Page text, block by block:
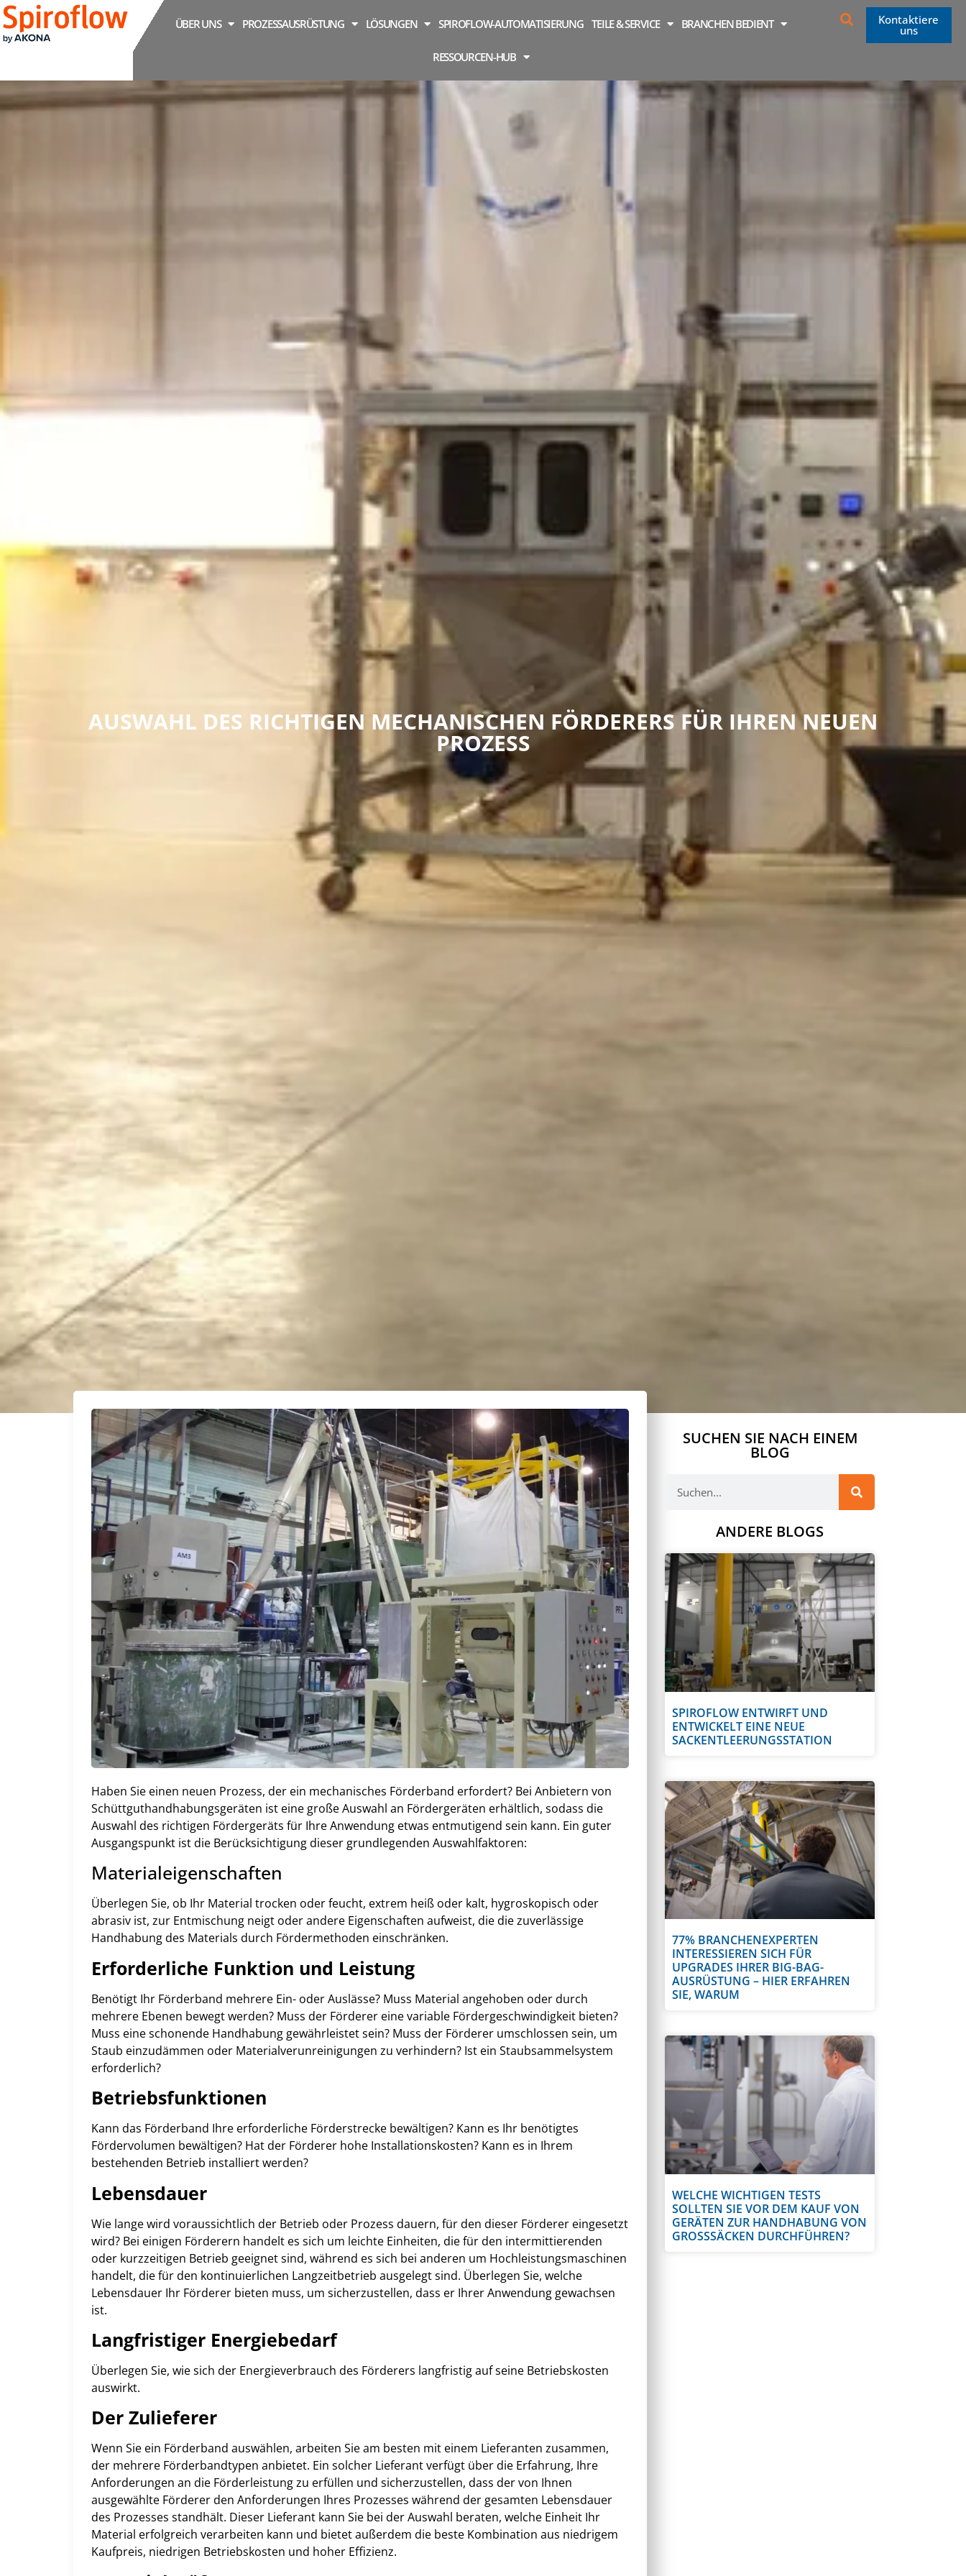
ÜBER UNS PROZESSAUSRÜSTUNG LÖSUNGEN SPIROFLOW-AUTOMATISIERUNG TEILE & SERVICE BRANCHEN BEDIENT
RESSOURCEN-HUB
Kontaktiere
uns
AUSWAHL DES RICHTIGEN MECHANISCHEN FÖRDERERS FÜR IHREN NEUEN
PROZESS
Haben Sie einen neuen Prozess, der ein mechanisches Förderband erfordert? Bei Anbietern von
Schüttguthandhabungsgeräten ist eine große Auswahl an Fördergeräten erhältlich, sodass die
Auswahl des richtigen Fördergeräts für Ihre Anwendung etwas entmutigend sein kann. Ein guter
Ausgangspunkt ist die Berücksichtigung dieser grundlegenden Auswahlfaktoren:
Materialeigenschaften
Überlegen Sie, ob Ihr Material trocken oder feucht, extrem heiß oder kalt, hygroskopisch oder
abrasiv ist, zur Entmischung neigt oder andere Eigenschaften aufweist, die die zuverlässige
Handhabung des Materials durch Fördermethoden einschränken.
Erforderliche Funktion und Leistung
Benötigt Ihr Förderband mehrere Ein- oder Auslässe? Muss Material angehoben oder durch
mehrere Ebenen bewegt werden? Muss der Förderer eine variable Fördergeschwindigkeit bieten?
Muss eine schonende Handhabung gewährleistet sein? Muss der Förderer umschlossen sein, um
Staub einzudämmen oder Materialverunreinigungen zu verhindern? Ist ein Staubsammelsystem
erforderlich?
Betriebsfunktionen
Kann das Förderband Ihre erforderliche Förderstrecke bewältigen? Kann es Ihr benötigtes
Fördervolumen bewältigen? Hat der Förderer hohe Installationskosten? Kann es in Ihrem
bestehenden Betrieb installiert werden?
Lebensdauer
Wie lange wird voraussichtlich der Betrieb oder Prozess dauern, für den dieser Förderer eingesetzt
wird? Bei einigen Förderern handelt es sich um leichte Einheiten, die für den intermittierenden
oder kurzzeitigen Betrieb geeignet sind, während es sich bei anderen um Hochleistungsmaschinen
handelt, die für den kontinuierlichen Langzeitbetrieb ausgelegt sind. Überlegen Sie, welche
Lebensdauer Ihr Förderer bieten muss, um sicherzustellen, dass er Ihrer Anwendung gewachsen
ist.
Langfristiger Energiebedarf
Überlegen Sie, wie sich der Energieverbrauch des Förderers langfristig auf seine Betriebskosten
auswirkt.
Der Zulieferer
Wenn Sie ein Förderband auswählen, arbeiten Sie am besten mit einem Lieferanten zusammen,
der mehrere Förderbandtypen anbietet. Ein solcher Lieferant verfügt über die Erfahrung, Ihre
Anforderungen an die Förderleistung zu erfüllen und sicherzustellen, dass der von Ihnen
ausgewählte Förderer den Anforderungen Ihres Prozesses während der gesamten Lebensdauer
des Prozesses standhält. Dieser Lieferant kann Sie bei der Auswahl beraten, welche Einheit Ihr
Material erfolgreich verarbeiten kann und bietet außerdem die beste Kombination aus niedrigem
Kaufpreis, niedrigen Betriebskosten und hoher Effizienz.
SUCHEN SIE NACH EINEM
BLOG
ANDERE BLOGS
SPIROFLOW ENTWIRFT UND
ENTWICKELT EINE NEUE
SACKENTLEERUNGSSTATION
77% BRANCHENEXPERTEN
INTERESSIEREN SICH FÜR
UPGRADES IHRER BIG-BAG-
AUSRÜSTUNG – HIER ERFAHREN
SIE, WARUM
WELCHE WICHTIGEN TESTS
SOLLTEN SIE VOR DEM KAUF VON
GERÄTEN ZUR HANDHABUNG VON
GROSSSÄCKEN DURCHFÜHREN?